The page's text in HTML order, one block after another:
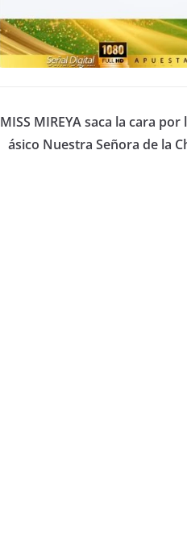
MISS MIREYA saca la cara
ásico Nuestra Señora de la